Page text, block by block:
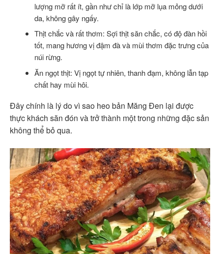
lượng mỡ rất ít, gần như chỉ là lớp mỡ lụa mỏng dưới
da, không gây ngấy.
Thịt chắc và rất thơm: Sợi thịt săn chắc, có độ đàn hồi
tốt, mang hương vị đậm đà và mùi thơm đặc trưng của
núi rừng.
Ăn ngọt thịt: Vị ngọt tự nhiên, thanh đạm, không lẫn tạp
chất hay mùi hôi.
Đây chính là lý do vì sao heo bản Măng Đen lại được
thực khách săn đón và trở thành một trong những đặc sản
không thể bỏ qua.